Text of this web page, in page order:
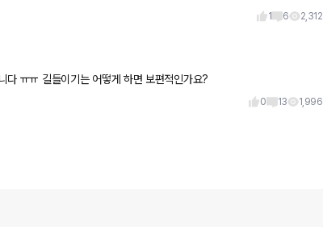
다려 보
1 6 2,312
안되는가봅니다 ㅠㅠ 길들이기는 어떻게 하면 보편적인가요?
0 13 1,996